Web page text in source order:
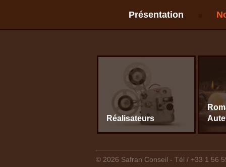
Présentation
Réalisateurs
© 2026 Safran Conseil - Tél / +33 1 56